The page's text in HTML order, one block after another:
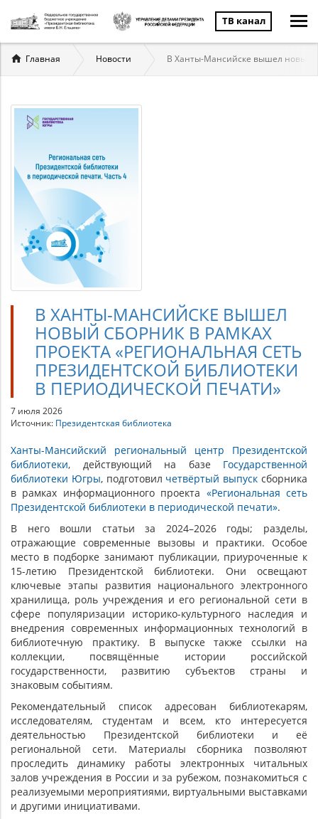
ТВ канал
Вы
здесь
Главная Новости В Ханты-Мансийске вышел новый
В ХАНТЫ-МАНСИЙСКЕ ВЫШЕЛ
НОВЫЙ СБОРНИК В РАМКАХ
ПРОЕКТА «РЕГИОНАЛЬНАЯ СЕТЬ
ПРЕЗИДЕНТСКОЙ БИБЛИОТЕКИ
В ПЕРИОДИЧЕСКОЙ ПЕЧАТИ»
7 июля 2026
Источник: Президентская библиотека
Ханты-Мансийский региональный центр Президентской
библиотеки, действующий на базе Государственной
библиотеки Югры, подготовил четвёртый выпуск сборника
в рамках информационного проекта «Региональная сеть
Президентской библиотеки в периодической печати».
В него вошли статьи за 2024–2026 годы; разделы,
отражающие современные вызовы и практики. Особое
место в подборке занимают публикации, приуроченные к
15-летию Президентской библиотеки. Они освещают
ключевые этапы развития национального электронного
хранилища, роль учреждения и его региональной сети в
сфере популяризации историко-культурного наследия и
внедрения современных информационных технологий в
библиотечную практику. В выпуске также ссылки на
коллекции, посвящённые истории российской
государственности, развитию субъектов страны и
знаковым событиям.
Рекомендательный список адресован библиотекарям,
исследователям, студентам и всем, кто интересуется
деятельностью Президентской библиотеки и её
региональной сети. Материалы сборника позволяют
проследить динамику работы электронных читальных
залов учреждения в России и за рубежом, познакомиться с
реализуемыми мероприятиями, виртуальными выставками
и другими инициативами.